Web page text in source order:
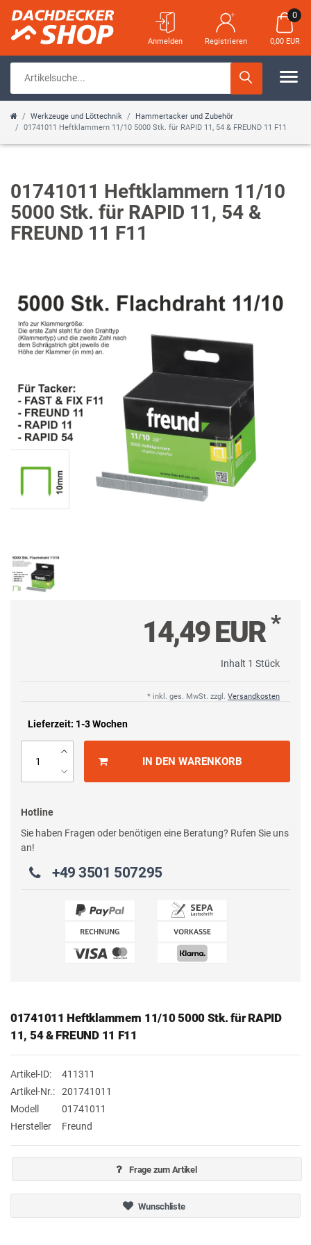
Anmelden Registrieren
0
0,00 EUR
Werkzeuge und Löttechnik
Hammertacker und Zubehör
01741011 Heftklammern 11/10 5000 Stk. für RAPID 11, 54 & FREUND 11 F11
01741011 Heftklammern 11/10
5000 Stk. für RAPID 11, 54 &
FREUND 11 F11
14,49 EUR*
Inhalt 1 Stück
* inkl. ges. MwSt. zzgl. Versandkosten
Lieferzeit: 1-3 Wochen
IN DEN WARENKORB
Hotline
Sie haben Fragen oder benötigen eine Beratung? Rufen Sie uns
an!
+49 3501 507295
01741011 Heftklammern 11/10 5000 Stk. für RAPID
11, 54 & FREUND 11 F11
Artikel-ID:
411311
Artikel-Nr.:
201741011
Modell
01741011
Hersteller
Freund
Frage zum Artikel
Wunschliste